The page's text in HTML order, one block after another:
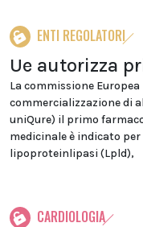
ENTI REGOLATORI
Ue autorizza
La commissione
commercializzazione di
uniQure) il primo
medicinale è indicato
lipoproteinlipasi (Lpld),
CARDIOLOGIA